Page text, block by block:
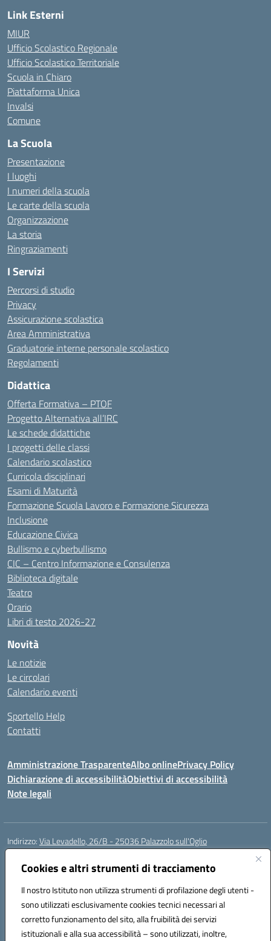
Cookies e altri strumenti di tracciamento
Il nostro Istituto non utilizza strumenti di profilazione degli utenti -
sono utilizzati esclusivamente cookies tecnici necessari al
corretto funzionamento del sito, alla fruibilità dei servizi
istituzionali e alla sua accessibilità – sono utilizzati, inoltre,
Link Esterni
MIUR
Ufficio Scolastico Regionale
Ufficio Scolastico Territoriale
Scuola in Chiaro
Piattaforma Unica
Invalsi
Comune
La Scuola
Presentazione
I luoghi
I numeri della scuola
Le carte della scuola
Organizzazione
La storia
Ringraziamenti
I Servizi
Percorsi di studio
Privacy
Assicurazione scolastica
Area Amministrativa
Graduatorie interne personale scolastico
Regolamenti
Didattica
Offerta Formativa – PTOF
Progetto Alternativa all’IRC
Le schede didattiche
I progetti delle classi
Calendario scolastico
Curricola disciplinari
Esami di Maturità
Formazione Scuola Lavoro e Formazione Sicurezza
Inclusione
Educazione Civica
Bullismo e cyberbullismo
CIC – Centro Informazione e Consulenza
Biblioteca digitale
Teatro
Orario
Libri di testo 2026-27
Novità
Le notizie
Le circolari
Calendario eventi
Sportello Help
Contatti
Amministrazione TrasparenteAlbo onlinePrivacy Policy
Dichiarazione di accessibilitàObiettivi di accessibilità
Note legali
Indirizzo:Via Levadello, 26/B - 25036 Palazzolo sull'Oglio
Centralino:
Posta elettronica certificata (PEC):bsis01800p@pec.istruzione.it
Codice fiscale: 91011920179
Codice meccanografico:BSIS01800P
Codice Indice delle Pubbliche Amministrazioni (IPA): istsc_bsis01800p
Codice unico di fatturazione (CUF): UFLUYU